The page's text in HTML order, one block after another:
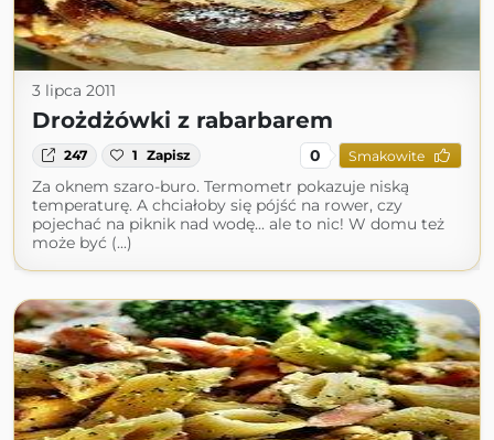
3 lipca 2011
Drożdżówki z rabarbarem
247 1 Zapisz 0 Smakowite
Za oknem szaro-buro. Termometr pokazuje niską
temperaturę. A chciałoby się pójść na rower, czy
pojechać na piknik nad wodę... ale to nic! W domu też
może być (...)